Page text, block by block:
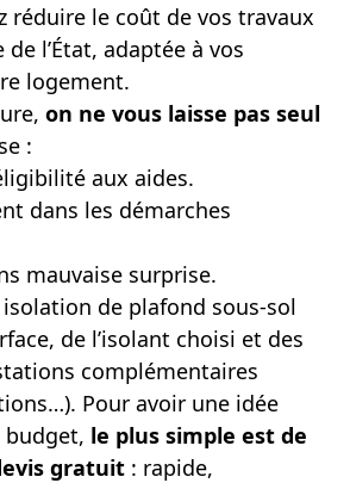
réduire le coût de vos travaux
l’État, adaptée à vos
logement.
on ne vous laisse pas seul
:
aux aides.
dans les démarches
mauvaise surprise.
isolation de plafond sous-sol
de l’isolant choisi et des
complémentaires
Pour avoir une idée
budget, le plus simple est de
gratuit : rapide,